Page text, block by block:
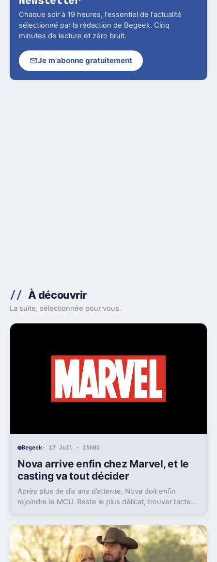
Chaque soir à 19 heures, l'essentiel de l'actualité
sélectionné par la rédaction de Begeek. Cinq
minutes de lecture et zéro bruit.
Je m'abonne gratuitement
À découvrir
La suite, sélectionnée pour vous.
Begeek· 17 Juil · 15h00
Nova arrive enfin chez Marvel, et le
casting va tout décider
Après plus de dix ans d’attente, Nova doit enfin
rejoindre le MCU. Reste le plus délicat, trouver l’acteur